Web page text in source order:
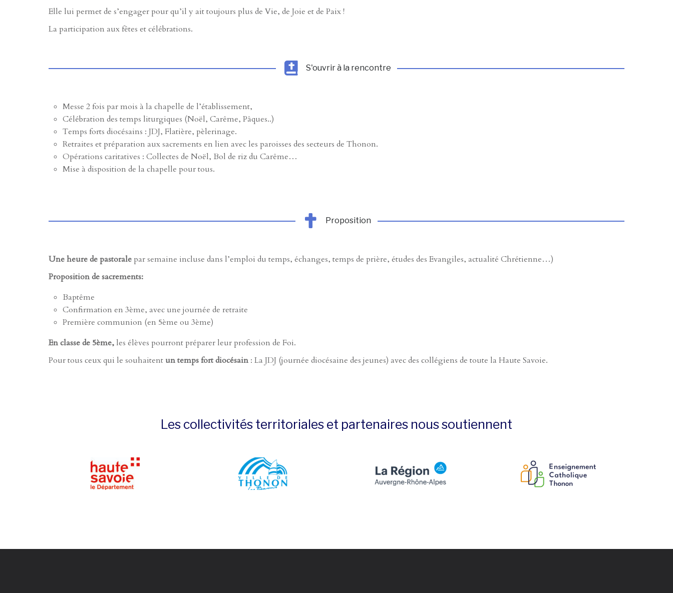
Elle lui permet de s’engager pour qu’il y ait toujours plus de Vie, de Joie et de Paix !
La participation aux fêtes et célébrations.
S'ouvrir à la rencontre
Messe 2 fois par mois à la chapelle de l’établissement,
Célébration des temps liturgiques (Noël, Carême, Pâques..)
Temps forts diocésains : JDJ, Flatière, pèlerinage.
Retraites et préparation aux sacrements en lien avec les paroisses des secteurs de Thonon.
Opérations caritatives : Collectes de Noël, Bol de riz du Carême…
Mise à disposition de la chapelle pour tous.
Proposition
Une heure de pastorale par semaine incluse dans l’emploi du temps, échanges, temps de prière, études des Evangiles, actualité Chrétienne…)
Proposition de sacrements:
Baptême
Confirmation en 3ème, avec une journée de retraite
Première communion (en 5ème ou 3ème)
En classe de 5ème, les élèves pourront préparer leur profession de Foi.
Pour tous ceux qui le souhaitent un temps fort diocésain : La JDJ (journée diocésaine des jeunes) avec des collégiens de toute la Haute Savoie.
Les collectivités territoriales et partenaires nous soutiennent